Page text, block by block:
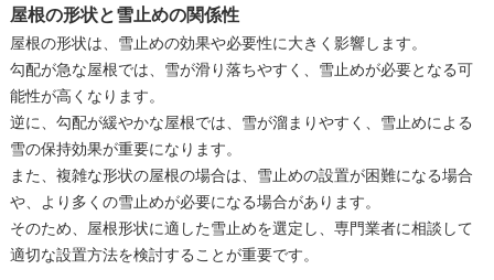
屋根の形状と雪止めの関係性
屋根の形状は、雪止めの効果や必要性に大きく影響します。
勾配が急な屋根では、雪が滑り落ちやすく、雪止めが必要となる可
能性が高くなります。
逆に、勾配が緩やかな屋根では、雪が溜まりやすく、雪止めによる
雪の保持効果が重要になります。
また、複雑な形状の屋根の場合は、雪止めの設置が困難になる場合
や、より多くの雪止めが必要になる場合があります。
そのため、屋根形状に適した雪止めを選定し、専門業者に相談して
適切な設置方法を検討することが重要です。